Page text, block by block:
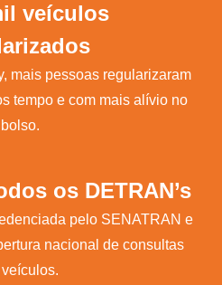
veículos
mais pessoas regularizaram
tempo e com mais alívio no
bolso.
os DETRAN’s
pelo SENATRAN e
nacional de consultas